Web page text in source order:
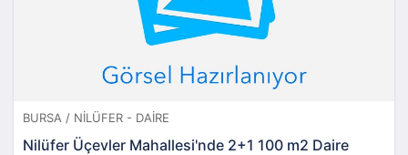
BURSA / NILÜFER - DAIRE
Nilüfer Üçevler Mahallesi'nde 2+1 100 m2 Daire